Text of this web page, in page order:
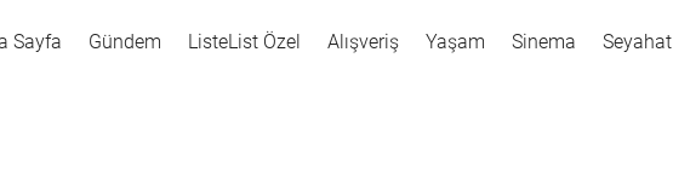
Sayfa Gündem ListeList Özel Alışveriş Yaşam Sinema Seyahat